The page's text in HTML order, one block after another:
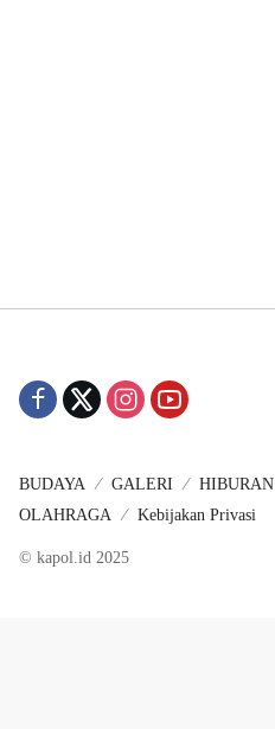
BUDAYA GALERI HIBURAN
OLAHRAGA
Kebijakan Privasi
© kapol.id 2025